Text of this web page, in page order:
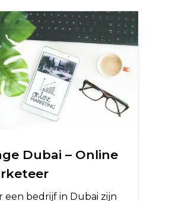
Dubai – Online
een bedrijf in Dubai zijn